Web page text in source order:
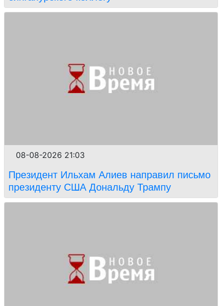
08-08-2026 21:03
Президент Ильхам Алиев направил письмо
президенту США Дональду Трампу